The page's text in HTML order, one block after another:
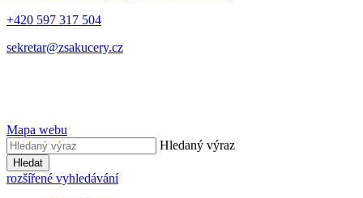
+420 597 317 504
sekretar@zsakucery.cz
Mapa webu
Hledaný výraz
Hledat
rozšířené vyhledávání